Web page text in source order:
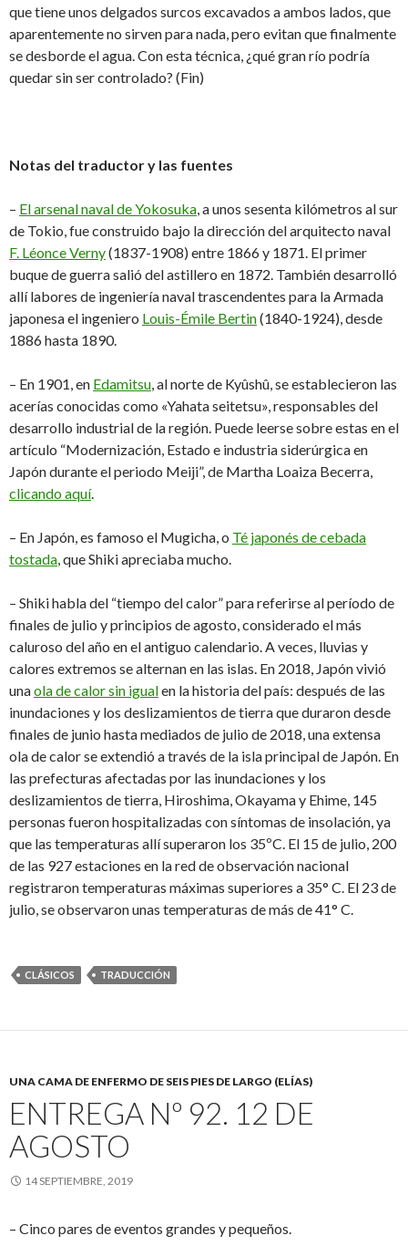
que tiene unos delgados surcos excavados a ambos lados, que
aparentemente no sirven para nada, pero evitan que finalmente
se desborde el agua. Con esta técnica, ¿qué gran río podría
quedar sin ser controlado? (Fin)
Notas del traductor y las fuentes
– El arsenal naval de Yokosuka, a unos sesenta kilómetros al sur
de Tokio, fue construido bajo la dirección del arquitecto naval
F. Léonce Verny(1837-1908) entre 1866 y 1871. El primer
buque de guerra salió del astillero en 1872. También desarrolló
allí labores de ingeniería naval trascendentes para la Armada
japonesa el ingeniero Louis-Émile Bertin(1840-1924), desde
1886 hasta 1890.
– En 1901, en Edamitsu, al norte de Kyûshû, se establecieron las
acerías conocidas como «Yahata seitetsu», responsables del
desarrollo industrial de la región. Puede leerse sobre estas en el
artículo “Modernización, Estado e industria siderúrgica en
Japón durante el periodo Meiji”, de Martha Loaiza Becerra,
clicando aquí.
– En Japón, es famoso el Mugicha, o Té japonés de cebada
tostada, que Shiki apreciaba mucho.
– Shiki habla del “tiempo del calor” para referirse al período de
finales de julio y principios de agosto, considerado el más
caluroso del año en el antiguo calendario. A veces, lluvias y
calores extremos se alternan en las islas. En 2018, Japón vivió
unaola de calor sin igualen la historia del país: después de las
inundaciones y los deslizamientos de tierra que duraron desde
finales de junio hasta mediados de julio de 2018, una extensa
ola de calor se extendió a través de la isla principal de Japón. En
las prefecturas afectadas por las inundaciones y los
deslizamientos de tierra, Hiroshima, Okayama y Ehime, 145
personas fueron hospitalizadas con síntomas de insolación, ya
que las temperaturas allí superaron los 35ºC. El 15 de julio, 200
de las 927 estaciones en la red de observación nacional
registraron temperaturas máximas superiores a 35° C. El 23 de
julio, se observaron unas temperaturas de más de 41° C.
CLÁSICOS TRADUCCIÓN
UNA CAMA DE ENFERMO DE SEIS PIES DE LARGO (ELÍAS)
ENTREGA Nº 92. 12 DE
AGOSTO
14 SEPTIEMBRE, 2019
– Cinco pares de eventos grandes y pequeños.